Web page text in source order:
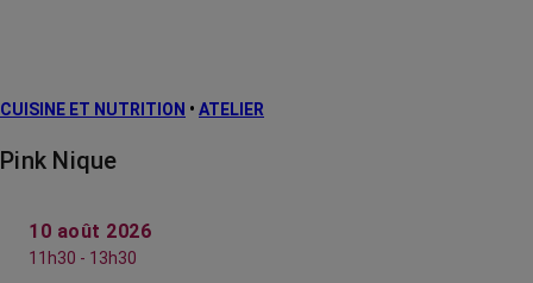
CUISINE ET NUTRITION • ATELIER
Pink Nique
10 août 2026
11h30 - 13h30